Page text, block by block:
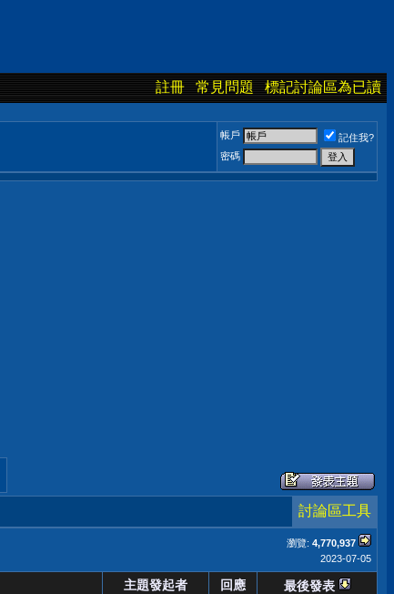
註冊 常見問題 標記討論區為已讀
帳戶
記住我?
密碼
討論區工具
瀏覽: 4,770,937
2023-07-05
主題發起者 回應 最後發表